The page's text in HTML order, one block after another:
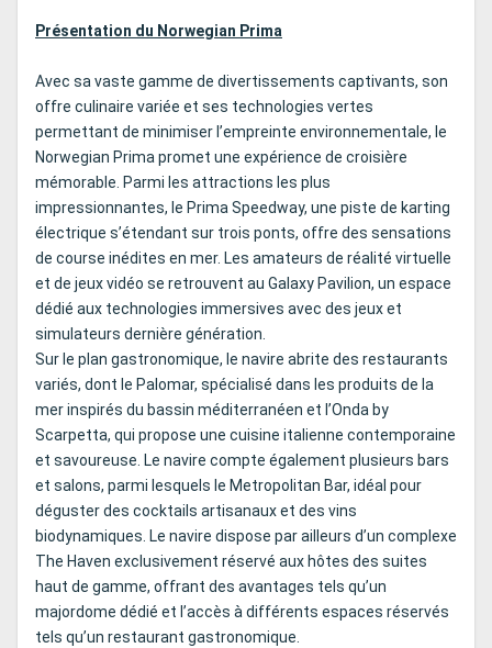
Présentation du Norwegian Prima
Avec sa vaste gamme de divertissements captivants, son
offre culinaire variée et ses technologies vertes
permettant de minimiser l’empreinte environnementale, le
Norwegian Prima promet une expérience de croisière
mémorable. Parmi les attractions les plus
impressionnantes, le Prima Speedway, une piste de karting
électrique s’étendant sur trois ponts, offre des sensations
de course inédites en mer. Les amateurs de réalité virtuelle
et de jeux vidéo se retrouvent au Galaxy Pavilion, un espace
dédié aux technologies immersives avec des jeux et
simulateurs dernière génération.
Sur le plan gastronomique, le navire abrite des restaurants
variés, dont le Palomar, spécialisé dans les produits de la
mer inspirés du bassin méditerranéen et l’Onda by
Scarpetta, qui propose une cuisine italienne contemporaine
et savoureuse. Le navire compte également plusieurs bars
et salons, parmi lesquels le Metropolitan Bar, idéal pour
déguster des cocktails artisanaux et des vins
biodynamiques. Le navire dispose par ailleurs d’un complexe
The Haven exclusivement réservé aux hôtes des suites
haut de gamme, offrant des avantages tels qu’un
majordome dédié et l’accès à différents espaces réservés
tels qu’un restaurant gastronomique.